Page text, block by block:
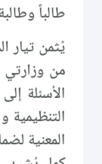
طالباً
يُثمن تيار
من وزارتي
الأسئلة
التنظيمية
المعنية